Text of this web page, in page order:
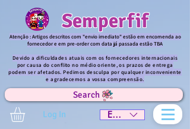
Semperfif
Atenção : Artigos descritos com "envio imediato" estão em encomenda ao
fornecedor e em pre-order com data já passada estão TBA
Devido a dificuldades atuais com os fornecedores internacionais
por causa do conflito no médio oriente, os prazos de entrega
podem ser afetados. Pedimos desculpa por qualquer inconveniente
e agradecemos a vossa compreensão.
Search
Log In
EUR (€)